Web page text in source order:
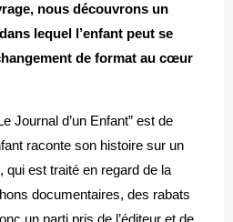
nous découvrons un
lequel l’enfant peut se
de format au cœur
Journal d’un Enfant” est de
raconte son histoire sur un
qui est traité en regard de la
documentaires, des rabats
un parti pris de l’éditeur et de